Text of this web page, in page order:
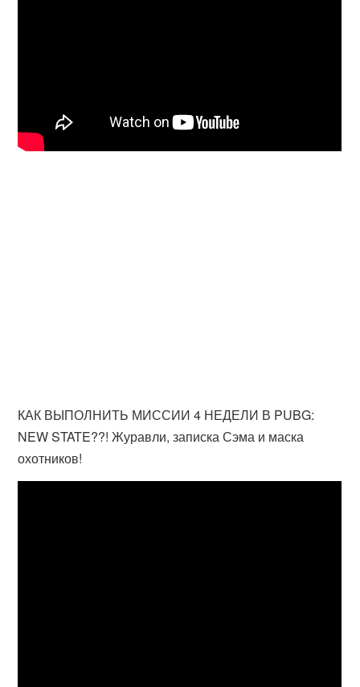
КАК ВЫПОЛНИТЬ МИССИИ 4 НЕДЕЛИ В PUBG:
NEW STATE??! Журавли, записка Сэма и маска
охотников!